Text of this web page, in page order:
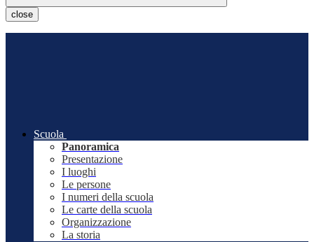
close
Scuola
Panoramica
Presentazione
I luoghi
Le persone
I numeri della scuola
Le carte della scuola
Organizzazione
La storia